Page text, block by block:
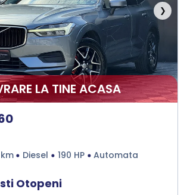
❯
LA TINE ACASA
Diesel 190 HP Automata
Otopeni